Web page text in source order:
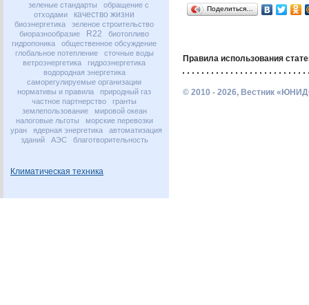
зеленые стандарты
обращение с
отходами
качество жизни
биоэнергетика
зеленое строительство
биоразнообразие
R22
биотопливо
гидропоника
общественное обсуждение
глобальное потепление
сточные воды
ветроэнергетика
гидроэнергетика
водородная энергетика
саморегулируемые организации
нормативы и правила
природный газ
частное партнерство
гранты
землепользование
мировой океан
налоговые льготы
морские перевозки
уран
ядерная энергетика
автоматизация
зданий
АЭС благотворительность
Климатическая техника
Поделиться…
Правила использования
© 2010 - 2026, Вестник